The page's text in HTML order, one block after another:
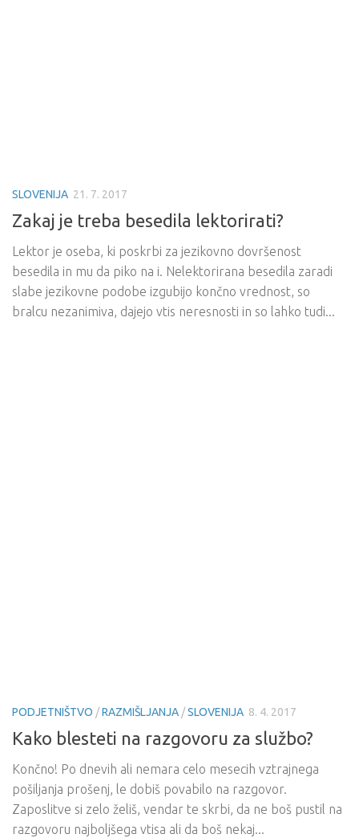
SLOVENIJA 21. 7. 2017
Zakaj je treba besedila lektorirati?
Lektor je oseba, ki poskrbi za jezikovno dovršenost
besedila in mu da piko na i. Nelektorirana besedila zaradi
slabe jezikovne podobe izgubijo končno vrednost, so
bralcu nezanimiva, dajejo vtis neresnosti in so lahko tudi...
PODJETNIŠTVO /RAZMIŠLJANJA /SLOVENIJA 8. 4. 2017
Kako blesteti na razgovoru za službo?
Končno! Po dnevih ali nemara celo mesecih vztrajnega
pošiljanja prošenj, le dobiš povabilo na razgovor.
Zaposlitve si zelo želiš, vendar te skrbi, da ne boš pustil na
razgovoru najboljšega vtisa ali da boš nekaj...